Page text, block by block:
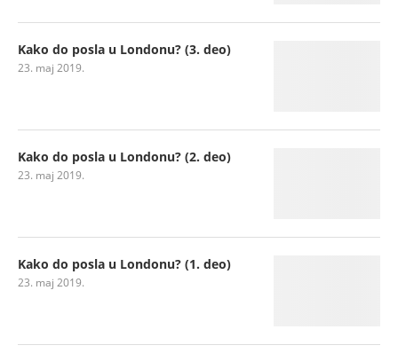
Kako do posla u Londonu? (3. deo)
23. maj 2019.
Kako do posla u Londonu? (2. deo)
23. maj 2019.
Kako do posla u Londonu? (1. deo)
23. maj 2019.